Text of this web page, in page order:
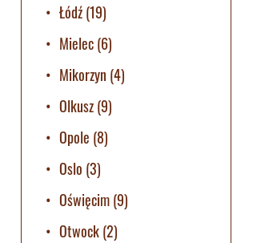
Łódź(19)
Mielec(6)
Mikorzyn (4)
Olkusz(9)
Opole (8)
Oslo (3)
Oświęcim(9)
Otwock(2)